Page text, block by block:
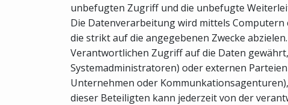
unbefugten Zugriff und die unbefugte
Die Datenverarbeitung wird mittels
die strikt auf die angegebenen Zwecke
Verantwortlichen Zugriff auf die Daten
Systemadministratoren) oder externen
Unternehmen oder
dieser Beteiligten kann jederzeit von der